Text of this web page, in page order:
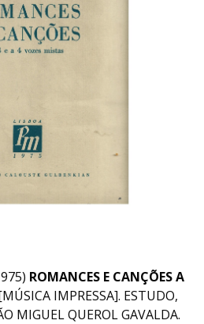
ROMANCES E CANÇÕES A
IMPRESSA]. ESTUDO,
MIGUEL QUEROL GAVALDA.